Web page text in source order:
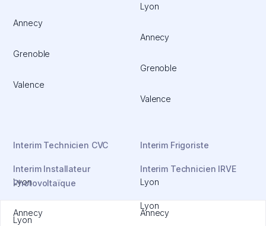
Annecy
Grenoble
Valence
Lyon
Annecy
Grenoble
Valence
Interim Technicien CVC
Lyon
Annecy
Interim Frigoriste
Lyon
Annecy
Interim Installateur
Photovoltaïque
Lyon
Interim Technicien IRVE
Lyon